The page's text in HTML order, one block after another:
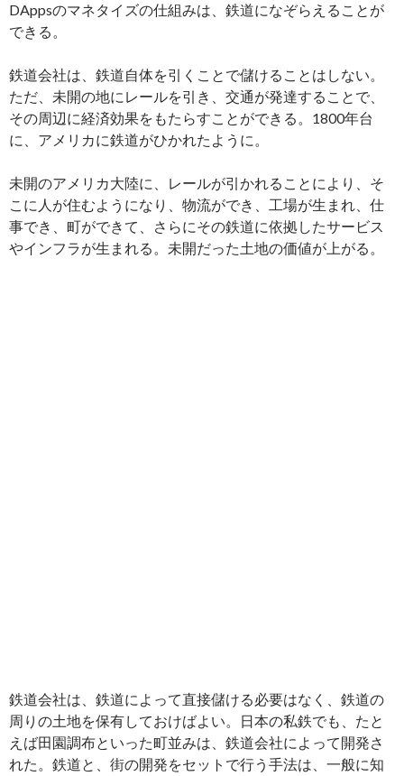
DAppsのマネタイズの仕組みは、鉄道になぞらえることが
できる。
鉄道会社は、鉄道自体を引くことで儲けることはしない。
ただ、未開の地にレールを引き、交通が発達することで、
その周辺に経済効果をもたらすことができる。1800年台
に、アメリカに鉄道がひかれたように。
未開のアメリカ大陸に、レールが引かれることにより、そ
こに人が住むようになり、物流ができ、工場が生まれ、仕
事でき、町ができて、さらにその鉄道に依拠したサービス
やインフラが生まれる。未開だった土地の価値が上がる。
鉄道会社は、鉄道によって直接儲ける必要はなく、鉄道の
周りの土地を保有しておけばよい。日本の私鉄でも、たと
えば田園調布といった町並みは、鉄道会社によって開発さ
れた。鉄道と、街の開発をセットで行う手法は、一般に知